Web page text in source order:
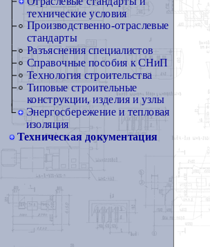
технические условия
Производственно-отраслевые
стандарты
Разъяснения специалистов
Справочные пособия к СНиП
Технология строительства
Типовые строительные
конструкции, изделия и узлы
Энергосбережение и тепловая
изоляция
Техническая документация